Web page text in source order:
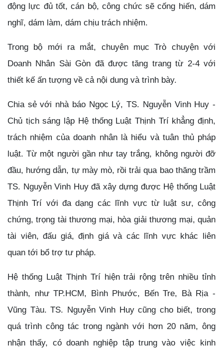
động lực đủ tốt, cán bộ, công chức sẽ cống hiến, dám
nghĩ, dám làm, dám chịu trách nhiệm.
Trong bộ mới ra mắt, chuyên mục Trò chuyện với
Doanh Nhân Sài Gòn đã được tăng trang từ 2-4 với
thiết kế ấn tượng về cả nội dung và trình bày.
Chia sẻ với nhà báo Ngọc Lý, TS. Nguyễn Vinh Huy -
Chủ tịch sáng lập Hệ thống Luật Thịnh Trí khẳng định,
trách nhiệm của doanh nhân là hiểu và tuân thủ pháp
luật. Từ một người gần như tay trắng, không người đỡ
đầu, hướng dẫn, tự mày mò, rồi trải qua bao thăng trầm
TS. Nguyễn Vinh Huy đã xây dựng được Hệ thống Luật
Thịnh Trí với đa dạng các lĩnh vực từ luật sư, công
chứng, trọng tài thương mại, hòa giải thương mại, quản
tài viên, đấu giá, định giá và các lĩnh vực khác liên
quan tới bổ trợ tư pháp.
Hệ thống Luật Thịnh Trí hiện trải rộng trên nhiều tỉnh
thành, như TP.HCM, Bình Phước, Bến Tre, Bà Rịa -
Vũng Tàu. TS. Nguyễn Vinh Huy cũng cho biết, trong
quá trình công tác trong ngành với hơn 20 năm, ông
nhận thấy, có doanh nghiệp tập trung vào việc kinh